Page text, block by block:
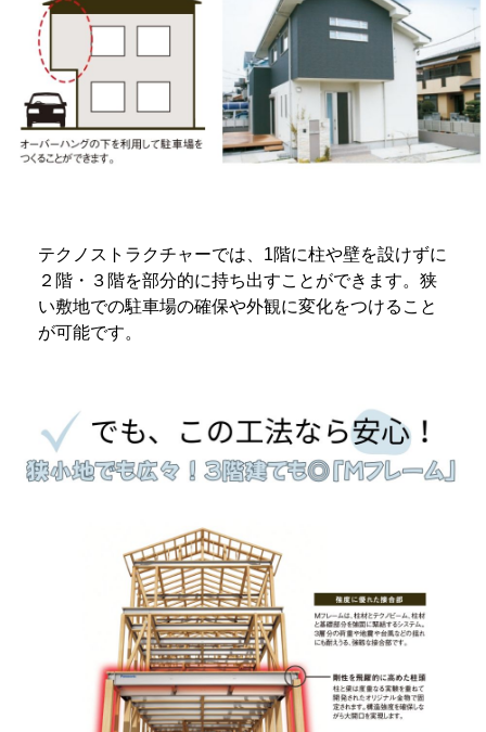
テクノストラクチャーでは、 1階に柱や壁を設けずに
２階・３階を部分的に持ち出すことができます。狭
い敷地での駐車場の確保や外観に変化をつけること
が可能です。